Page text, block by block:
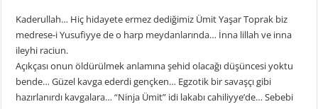
Kaderullah… Hiç hidayete ermez dediğimiz Ümit Yaşar Toprak biz
medrese-i Yusufiyye de o harp meydanlarında… İnna lillah ve inna
ileyhi raciun.
Açıkçası onun öldürülmek anlamına şehid olacağı düşüncesi yoktu
bende… Güzel kavga ederdi gençken… Egzotik bir savaşçı gibi
hazırlanırdı kavgalara… “Ninja Ümit” idi lakabı cahiliyye’de… Sebebi